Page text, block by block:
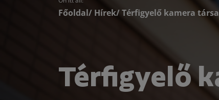
Főoldal/ Hírek/ Térfigyelő kamera
Térfigyelő